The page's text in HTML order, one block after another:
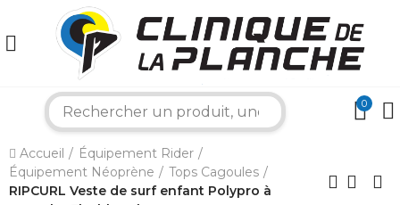
0
Accueil
Équipement Rider
Équipement Néoprène
Tops Cagoules
RIPCURL Veste de surf enfant Polypro à
×
Bonjour ! Je suis votre expert nautique.
Comment puis-je vous aider aujourd'hui ?